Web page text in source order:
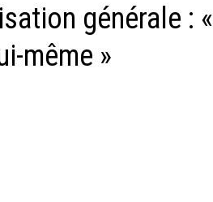
générale : «
même »